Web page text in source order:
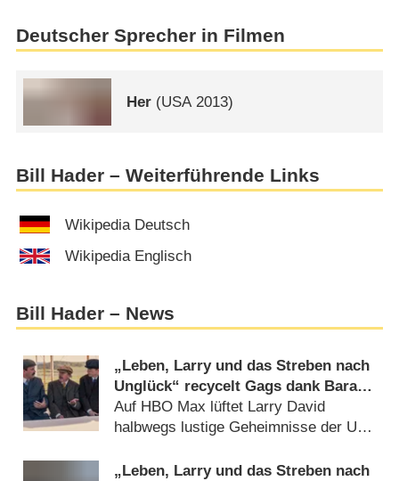
Deutscher Sprecher in Filmen
Her (USA 2013)
Bill Hader – Weiterführende Links
Wikipedia Deutsch
Wikipedia Englisch
Bill Hader – News
„Leben, Larry und das Streben nach
Unglück“ recycelt Gags dank Barack
Obama – Review
Auf HBO Max lüftet Larry David
halbwegs lustige Geheimnisse der US-
„Leben, Larry und das Streben nach